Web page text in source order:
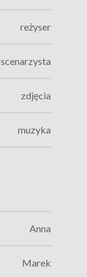
reżyser
scenarzysta
zdjęcia
muzyka
Anna
Marek